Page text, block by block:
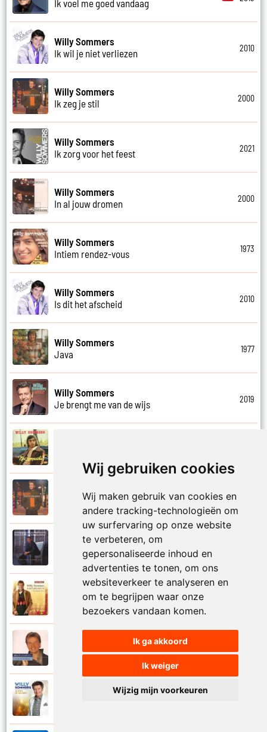
Wij gebruiken cookies
Wij maken gebruik van cookies en
andere tracking-technologieën om
uw surfervaring op onze website
te verbeteren, om
gepersonaliseerde inhoud en
advertenties te tonen, om ons
websiteverkeer te analyseren en
om te begrijpen waar onze
bezoekers vandaan komen.
Ik ga akkoord
Ik weiger
Wijzig mijn voorkeuren
Ik voel me goed vandaag
Willy Sommers
Ik wil je niet verliezen
2010
Willy Sommers
Ik zeg je stil
2000
Willy Sommers
Ik zorg voor het feest
2021
Willy Sommers
In al jouw dromen
2000
Willy Sommers
Intiem rendez-vous
1973
Willy Sommers
Is dit het afscheid
2010
Willy Sommers
Java
1977
Willy Sommers
Je brengt me van de wijs
2019
Willy Sommers
Je schenkt hem de dans
Willy Sommers
Willy Sommers
Jij bent alles voor mij
Jij bent als een droom
2004
Willy Sommers